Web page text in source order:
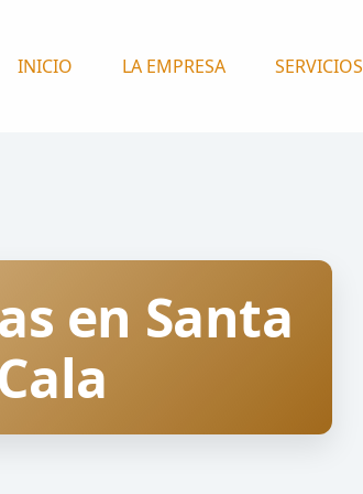
INICIO LA EMPRESA SERVICIOS
en Santa